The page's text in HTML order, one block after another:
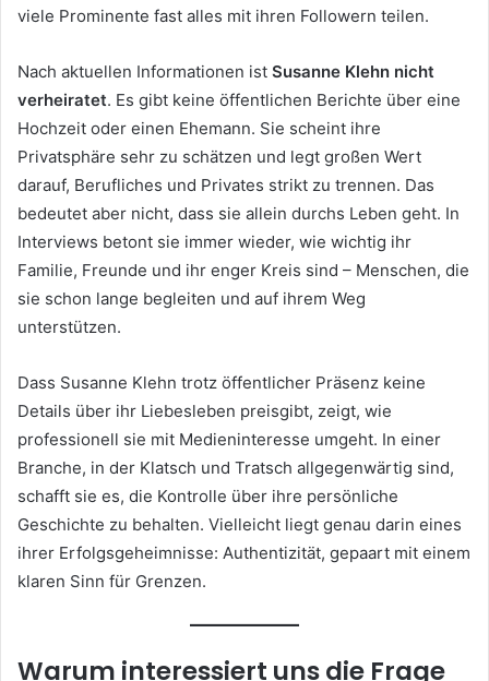
viele Prominente fast alles mit ihren Followern teilen.
Nach aktuellen Informationen ist Susanne Klehn nicht
verheiratet. Es gibt keine öffentlichen Berichte über eine
Hochzeit oder einen Ehemann. Sie scheint ihre
Privatsphäre sehr zu schätzen und legt großen Wert
darauf, Berufliches und Privates strikt zu trennen. Das
bedeutet aber nicht, dass sie allein durchs Leben geht. In
Interviews betont sie immer wieder, wie wichtig ihr
Familie, Freunde und ihr enger Kreis sind – Menschen, die
sie schon lange begleiten und auf ihrem Weg
unterstützen.
Dass Susanne Klehn trotz öffentlicher Präsenz keine
Details über ihr Liebesleben preisgibt, zeigt, wie
professionell sie mit Medieninteresse umgeht. In einer
Branche, in der Klatsch und Tratsch allgegenwärtig sind,
schafft sie es, die Kontrolle über ihre persönliche
Geschichte zu behalten. Vielleicht liegt genau darin eines
ihrer Erfolgsgeheimnisse: Authentizität, gepaart mit einem
klaren Sinn für Grenzen.
Warum interessiert uns die Frage